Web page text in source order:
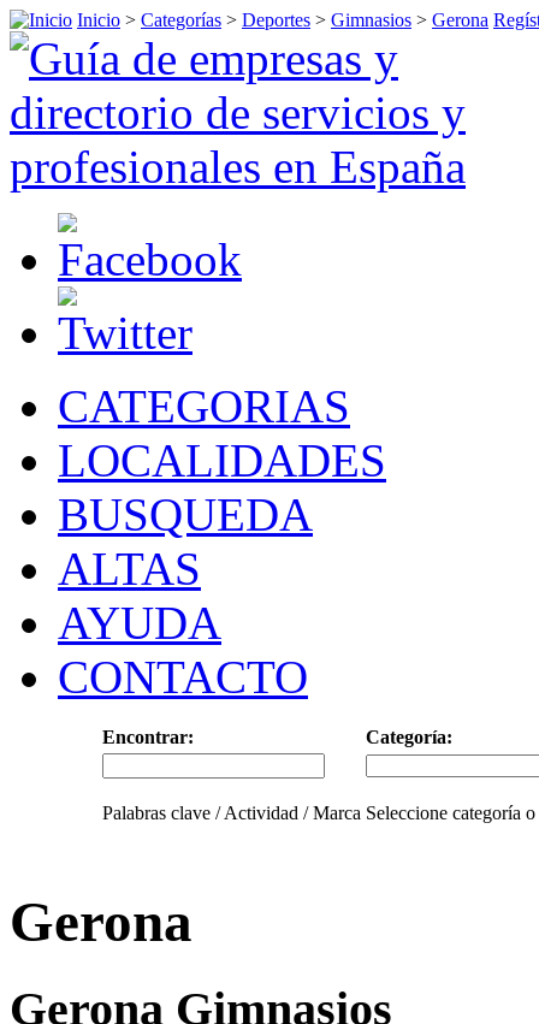
Inicio > Categorías > Deportes > Gimnasios > Gerona
CATEGORIAS
LOCALIDADES
BUSQUEDA
ALTAS
AYUDA
CONTACTO
Encontrar: Categoría:
Palabras clave / Actividad / Marca Seleccione categoría
Gerona
Gerona Gimnasios